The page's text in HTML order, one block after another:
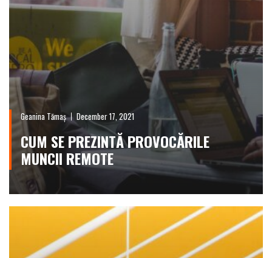
Geanina Tămaș December 17, 2021
CUM SE PREZINTĂ PROVOCĂRILE
MUNCII REMOTE